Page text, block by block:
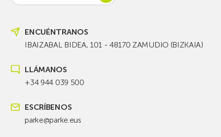
ENCUÉNTRANOS
IBAIZABAL BIDEA, 101 - 48170 ZAMUDIO (BIZKAIA)
LLÁMANOS
+34 944 039 500
ESCRÍBENOS
parke@parke.eus